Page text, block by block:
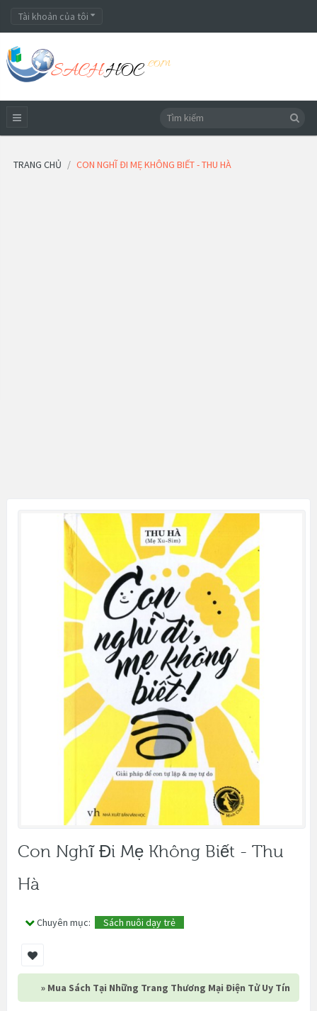
Tài khoản của tôi
TRANG CHỦ CON NGHĨ ĐI MẸ KHÔNG BIẾT - THU HÀ
Con Nghĩ Đi Mẹ Không Biết - Thu
Hà
Chuyên mục: Sách nuôi dạy trẻ
» Mua Sách Tại Những Trang Thương Mại Điện Tử Uy Tín